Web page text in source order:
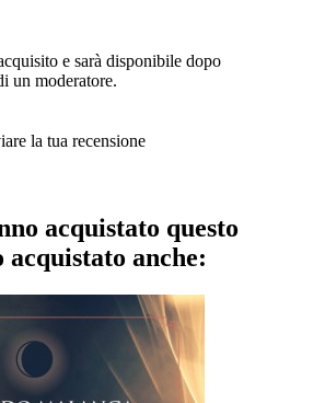
e sarà disponibile dopo
un moderatore.
la tua recensione
acquistato questo
anche: